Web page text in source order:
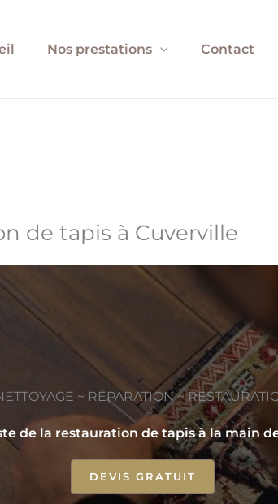
Nos prestations Contact
de tapis à Cuverville
~ RÉPARATION ~
de la restauration de tapis à la main
DEVIS GRATUIT